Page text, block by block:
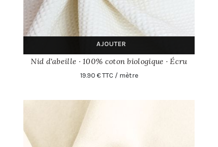
AJOUTER
Nid d'abeille · 100% coton biologique · Écru
19.90 € TTC / mètre